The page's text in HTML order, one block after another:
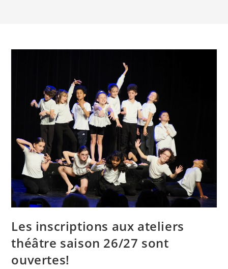
Les inscriptions aux ateliers
théâtre saison 26/27 sont
ouvertes!